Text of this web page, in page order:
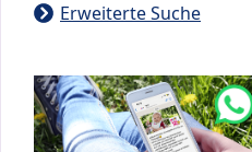
Erweiterte Suche